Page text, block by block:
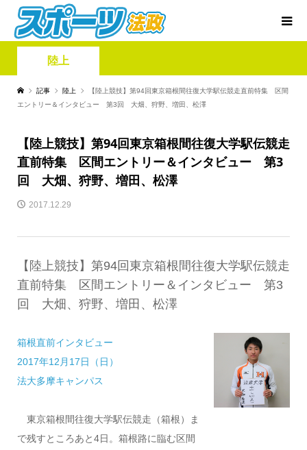
陸上
記事 陸上
【陸上競技】第94回東京箱根間往復大学駅伝競走直前特集 区間
エントリー＆インタビュー 第3回 大畑、狩野、増田、松澤
【陸上競技】第94回東京箱根間往復大学駅伝競走
直前特集 区間エントリー＆インタビュー 第3
回 大畑、狩野、増田、松澤
2017.12.29
【陸上競技】第94回東京箱根間往復大学駅伝競走
直前特集 区間エントリー＆インタビュー 第3
回 大畑、狩野、増田、松澤
箱根直前インタビュー
2017年12月17日（日）
法大多摩キャンパス
東京箱根間往復大学駅伝競走（箱根）ま
で残すところあと4日。箱根路に臨む区間